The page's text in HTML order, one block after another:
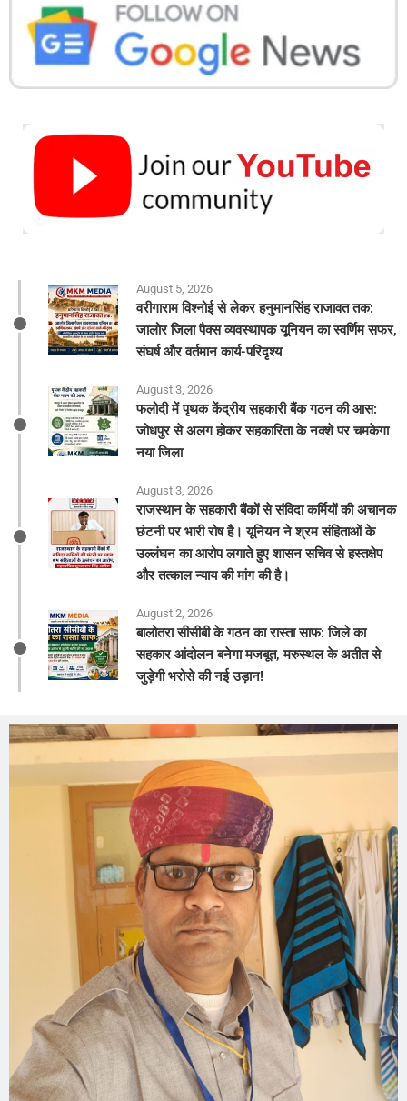
August 5, 2026
वरीगाराम विश्नोई से लेकर हनुमानसिंह राजावत तक:
जालोर जिला पैक्स व्यवस्थापक यूनियन का स्वर्णिम सफर,
संघर्ष और वर्तमान कार्य-परिदृश्य
August 3, 2026
फलोदी में पृथक केंद्रीय सहकारी बैंक गठन की आस:
जोधपुर से अलग होकर सहकारिता के नक्शे पर चमकेगा
नया जिला
August 3, 2026
राजस्थान के सहकारी बैंकों से संविदा कर्मियों की अचानक
छंटनी पर भारी रोष है। यूनियन ने श्रम संहिताओं के
उल्लंघन का आरोप लगाते हुए शासन सचिव से हस्तक्षेप
और तत्काल न्याय की मांग की है।
August 2, 2026
बालोतरा सीसीबी के गठन का रास्ता साफ: जिले का
सहकार आंदोलन बनेगा मजबूत, मरुस्थल के अतीत से
जुड़ेगी भरोसे की नई उड़ान!